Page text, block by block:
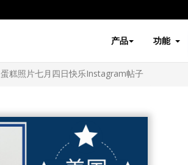
产品 功能
蛋糕照片七月四日快乐Instagram帖子